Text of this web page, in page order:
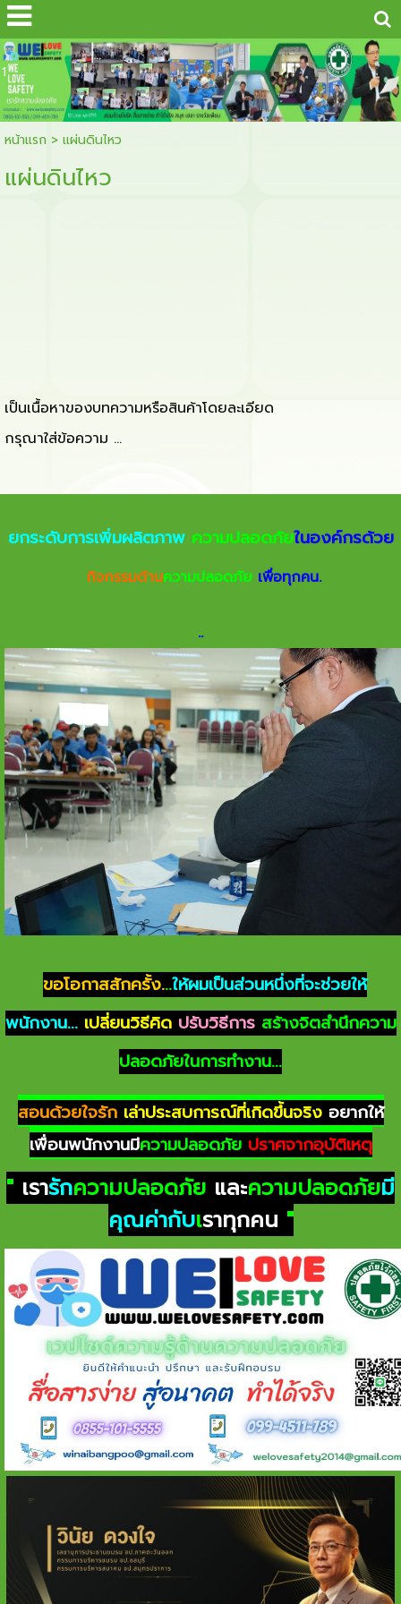
...
1
หน้าแรก > แผ่นดินไหว
แผ่นดินไหว
เป็นเนื้อหาของบทความหรือสินค้าโดยละเอียด
กรุณาใส่ข้อความ …
ยกระดับการเพิ่มผลิตภาพความปลอดภัยในองค์กรด้วย
กิจกรรมด้านความปลอดภัย เพื่อทุกคน.
..
ขอโอกาสสักครั้ง...ให้ผมเป็นส่วนหนึ่งที่จะช่วยให้
พนักงาน... เปลี่ยนวิธีคิด ปรับวิธีการสร้างจิตสำนึกความ
ปลอดภัยในการทำงาน...
สอนด้วยใจรัก เล่าประสบการณ์ที่เกิดขึ้นจริง อยากให้
เพื่อนพนักงานมีความปลอดภัย ปราศจากอุบัติเหตุ
" เรารักความปลอดภัย และความปลอดภัยมี
คุณค่ากับเราทุกคน "